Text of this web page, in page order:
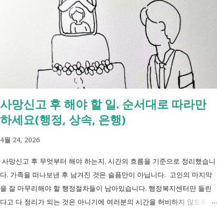
2027년 중증장애인 생계급여 부양의무자 기준 폐지 2027년 하반기 활동
지원서비스 65세 이후 선택권 보장 2027년 7월 최중증 발달장애인 24시
간 긴급돌봄 확대 확대 추진 장애인 공공일자리 지속 확대 계속 추진 ※
업무계획에 담긴 내용으로, 법 개정과 예산 반영 등을 거쳐 시행될 예정
입니다. 부모와 함께 살아도 장애인연금을 받을 수 있을까요? 이번 보건
복지부 업무계획이 발표된 뒤 많은 분들이 질문하셨습니다. "부모와 같이
살면 장애인연금을 받을 수 없나요?" "혼자 살아야만 받을 수 있는 건가
요?" 결론부터 말씀드리면 부모와 함께 거주한다는 이유만으로 장애인연
금을 받을 수 없는 것은 아닙니다. 많은 분들이 이번 업무계획에 포함된
로 생각하기 쉽지만, 두 제도는 지급 기준이 서로 다릅니다. 구분 장애인
연금 생계급여 목적 장애로 인한 ...
사망신고 후 해야 할 일. 순서대로 따라만
하세요(행정, 상속, 은행)
4월 24, 2026
사망신고 후 무엇부터 해야 하는지, 시간의 흐름을 기준으로 정리했습니
다. 가족을 떠나보낸 후 남겨진 것은 슬픔만이 아닙니다. 고인의 마지막
을 잘 마무리해야 할 행정절차들이 남아있습니다. 행정복지센터만 들린
다고 다 정리가 되는 것은 아니기에 여러분의 시간을 허비하지 않도록 정